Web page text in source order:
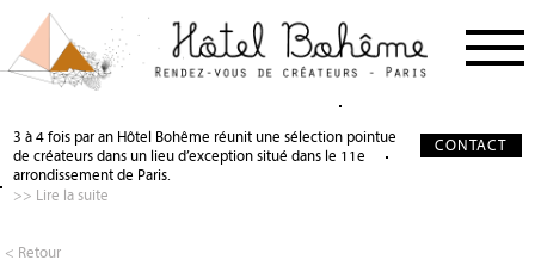
NOS CRÉATEURS
QUI SOMMES-NOUS ?
SALON DE THÉ
3 à 4 fois par an Hôtel Bohême réunit une sélection pointue
de créateurs dans un lieu d’exception situé dans le 11e
arrondissement de Paris.
>> Lire la suite
CONTACT
< Retour